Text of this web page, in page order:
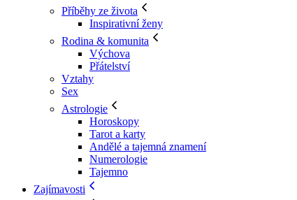
Příběhy ze života
Inspirativní ženy
Rodina & komunita
Výchova
Přátelství
Vztahy
Sex
Astrologie
Horoskopy
Tarot a karty
Andělé a tajemná znamení
Numerologie
Tajemno
Zajímavosti